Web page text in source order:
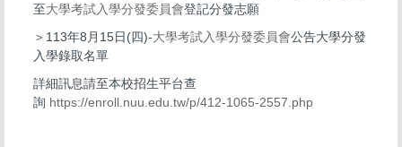
至大學考試入學分發委員會登記分發志願
＞113年8月15日(四)-大學考試入學分發委員會公告大學分發
入學錄取名單
詳細訊息請至本校招生平台查
詢 https://enroll.nuu.edu.tw/p/412-1065-2557.php